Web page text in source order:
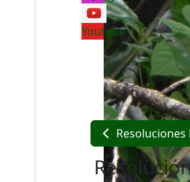
Youtube
Resoluciones